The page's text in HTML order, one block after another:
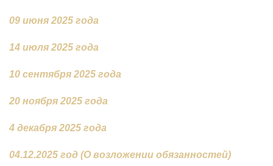
09 июня 2025 года
14 июля 2025 года
10 сентября 2025 года
20 ноября 2025 года
4 декабря 2025 года
04.12.2025 год (О возложении обязанностей)